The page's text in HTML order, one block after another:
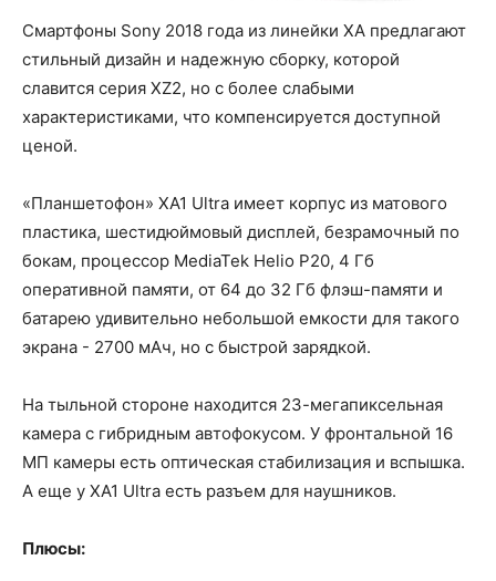
Смартфоны Sony 2018 года из линейки XA предлагают
стильный дизайн и надежную сборку, которой
славится серия XZ2, но с более слабыми
характеристиками, что компенсируется доступной
ценой.
«Планшетофон» XA1 Ultra имеет корпус из матового
пластика, шестидюймовый дисплей, безрамочный по
бокам, процессор MediaTek Helio P20, 4 Гб
оперативной памяти, от 64 до 32 Гб флэш-памяти и
батарею удивительно небольшой емкости для такого
экрана - 2700 мАч, но с быстрой зарядкой.
На тыльной стороне находится 23-мегапиксельная
камера с гибридным автофокусом. У фронтальной 16
МП камеры есть оптическая стабилизация и вспышка.
А еще у XA1 Ultra есть разъем для наушников.
Плюсы: